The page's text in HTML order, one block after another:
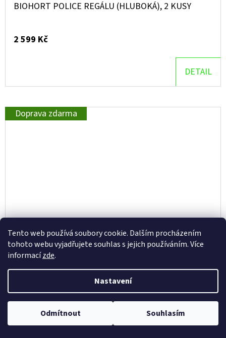
Tento web používá soubory cookie. Dalším procházením
tohoto webu vyjadřujete souhlas s jejich používáním. Více
informacízde.
Nastavení
Odmítnout Souhlasím
BIOHORT POLICE REGÁLU (HLUBOKÁ), 2 KUSY
2 599 Kč
DETAIL
Doprava zdarma
BIOHORT RAMPA PRO PRÁH
2 599 Kč